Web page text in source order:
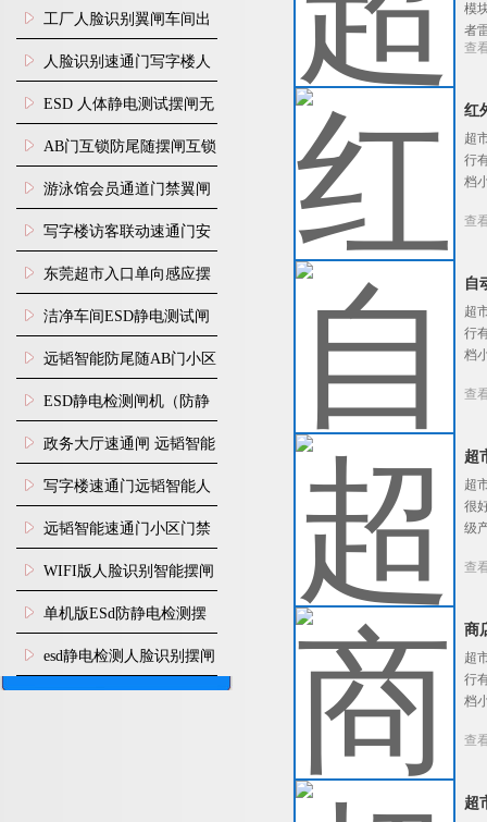
工厂人脸识别翼闸车间出
入口人行通道门禁
人脸识别速通门写字楼人
行通道闸门禁设备
ESD 人体静电测试摆闸无
尘车间防静电闸机
AB门互锁防尾随摆闸互锁
闸机
游泳馆会员通道门禁翼闸
写字楼访客联动速通门安
装
东莞超市入口单向感应摆
闸安装
洁净车间ESD静电测试闸
机
远韬智能防尾随AB门小区
门禁闸机安装
​ESD静电检测闸机（防静
电门禁通道系统）
政务大厅速通闸 远韬智能
防尾随静音速通门
写字楼速通门远韬智能人
脸识别快速通道闸
远韬智能速通门小区门禁
闸机食堂消费摆闸
WIFI版人脸识别智能摆闸
机
单机版ESd防静电检测摆
闸机
esd静电检测人脸识别摆闸
安装
模
者
查
红
超
行
档
查
自
超
行
档
查
超
超
很
级
查
商
超
行
档
查
超